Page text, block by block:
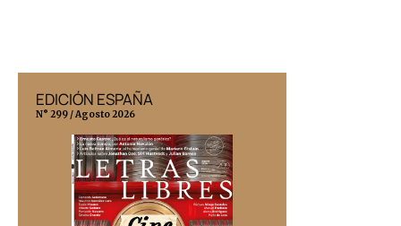
EDICIÓN ESPAÑA
N° 299 / Agosto 2026